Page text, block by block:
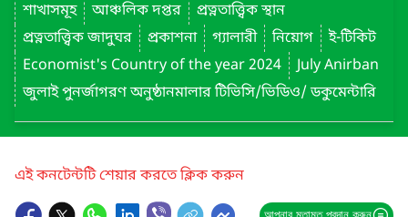
শাখাসমূহ
আঞ্চলিক দপ্তর
প্রত্নতাত্ত্বিক স্থান
প্রত্নতাত্ত্বিক জাদুঘর
প্রকাশনা গ্যালারী নিয়োগ
ই-টিকিট
Economist's Country of the year 2024
July Anirban
জুলাই পুনর্জাগরণ অনুষ্ঠানমালার টিভিসি/ভিডিও/ ডকুমেন্টারি
এই কনটেন্টটি শেয়ার করতে ক্লিক করুন